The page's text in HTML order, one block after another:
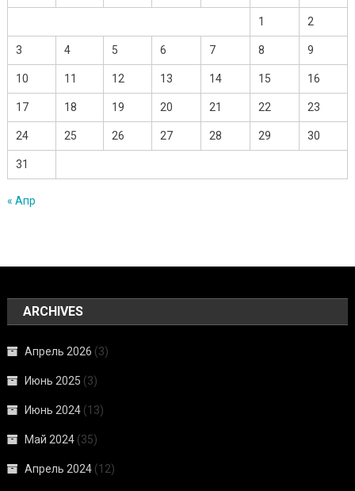
1 2
3 4 5 6 7 8 9
10 11 12 13 14 15 16
17 18 19 20 21 22 23
24 25 26 27 28 29 30
31
« Апр
ARCHIVES
Апрель 2026 (3)
Июнь 2025 (3)
Июнь 2024 (13)
Май 2024 (35)
Апрель 2024 (12)